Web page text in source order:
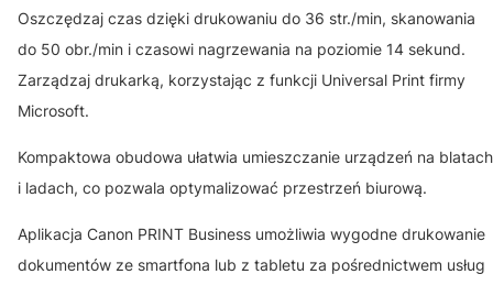
Oszczędzaj czas dzięki drukowaniu do 36 str./min, skanowania
do 50 obr./min i czasowi nagrzewania na poziomie 14 sekund.
Zarządzaj drukarką, korzystając z funkcji Universal Print firmy
Microsoft.
Kompaktowa obudowa ułatwia umieszczanie urządzeń na blatach
i ladach, co pozwala optymalizować przestrzeń biurową.
Aplikacja Canon PRINT Business umożliwia wygodne drukowanie
dokumentów ze smartfona lub z tabletu za pośrednictwem usług